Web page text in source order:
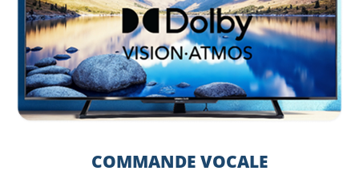
COMMANDE VOCALE